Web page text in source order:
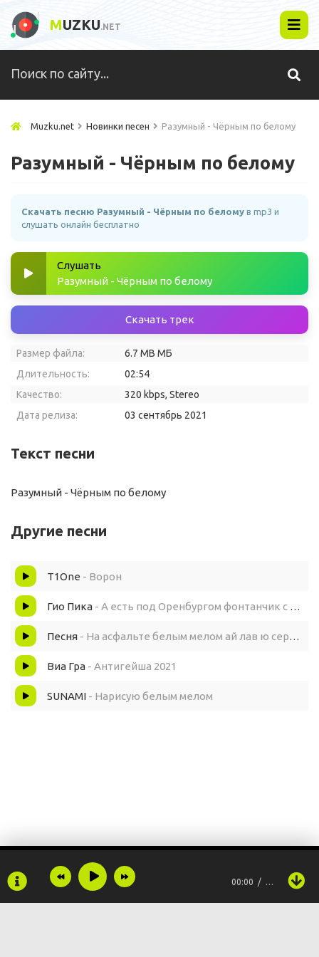
MUZKU.NET
Muzku.net Новинки песен Разумный - Чёрным по белому
Разумный - Чёрным по белому
Скачать песню Разумный - Чёрным по белому в mp3 и
слушать онлайн бесплатно
Слушать
Разумный - Чёрным по белому
Скачать трек
Размер файла:
6.7 MB МБ
Длительность:
02:54
Качество:
320 kbps, Stereo
Дата релиза:
03 сентябрь 2021
Текст песни
Разумный - Чёрным по белому
Другие песни
T1One - Ворон
Гио Пика - А есть под Оренбургом фонтанчик с черным дельфином
Песня - На асфальте белым мелом ай лав ю сердечко
Виа Гра - Антигейша 2021
SUNAMI - Нарисую белым мелом
00:00